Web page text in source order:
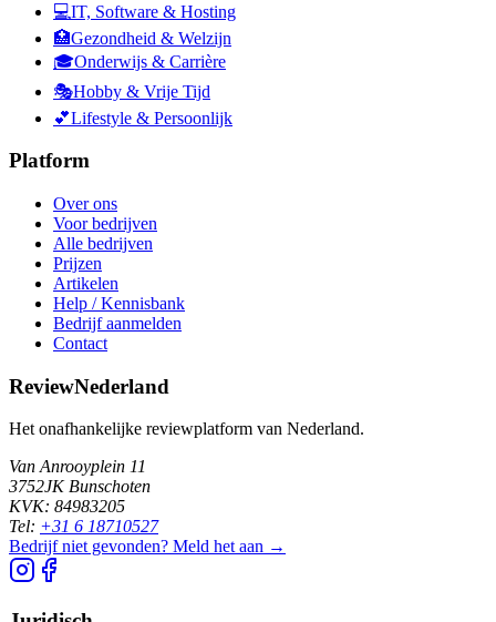
💻IT, Software & Hosting
🏥Gezondheid & Welzijn
🎓Onderwijs & Carrière
🎭Hobby & Vrije Tijd
💕Lifestyle & Persoonlijk
Platform
Over ons
Voor bedrijven
Alle bedrijven
Prijzen
Artikelen
Help / Kennisbank
Bedrijf aanmelden
Contact
ReviewNederland
Het onafhankelijke reviewplatform van Nederland.
Van Anrooyplein 11
3752JK Bunschoten
KVK: 84983205
Tel: +31 6 18710527
Bedrijf niet gevonden? Meld het aan →